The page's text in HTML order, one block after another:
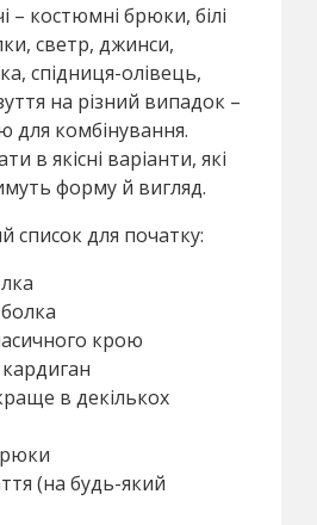
– костюмні брюки, білі
светр, джинси,
спідниця-олівець,
на різний випадок –
для комбінування.
в якісні варіанти, які
форму й вигляд.
список для початку:
крою
в декількох
(на будь-який